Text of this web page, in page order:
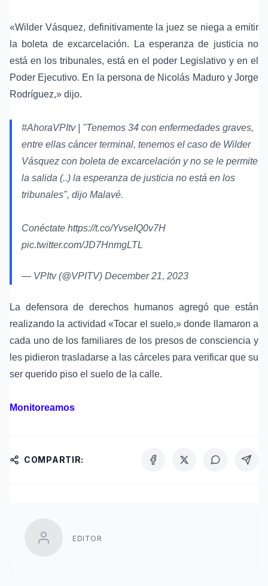
«Wilder Vásquez, definitivamente la juez se niega a emitir
la boleta de excarcelación. La esperanza de justicia no
está en los tribunales, está en el poder Legislativo y en el
Poder Ejecutivo. En la persona de Nicolás Maduro y Jorge
Rodríguez,» dijo.
#AhoraVPItv| "Tenemos 34 con enfermedades graves,
entre ellas cáncer terminal, tenemos el caso de Wilder
Vásquez con boleta de excarcelación y no se le permite
la salida (..) la esperanza de justicia no está en los
tribunales", dijo Malavé.
Conéctate https://t.co/YvseIQ0v7H
pic.twitter.com/JD7HnmgLTL
— VPItv (@VPITV) December 21, 2023
La defensora de derechos humanos agregó que están
realizando la actividad «Tocar el suelo,» donde llamaron a
cada uno de los familiares de los presos de consciencia y
les pidieron trasladarse a las cárceles para verificar que su
ser querido piso el suelo de la calle.
Monitoreamos
COMPARTIR:
EDITOR